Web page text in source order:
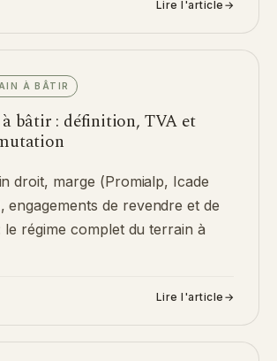
Lire l'article →
À BÂTIR
bâtir : définition, TVA et
droit, marge (Promialp, Icade
engagements de revendre et de
régime complet du terrain à
Lire l'article →